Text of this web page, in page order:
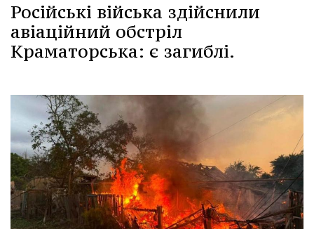
Російські війська здійснили
авіаційний обстріл
Краматорська: є загиблі.